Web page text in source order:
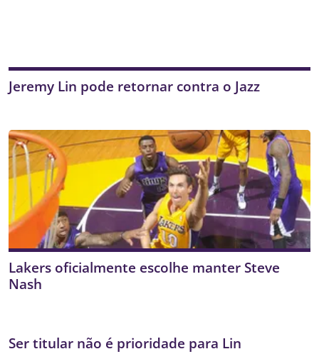
Jeremy Lin pode retornar contra o Jazz
Lakers oficialmente escolhe manter Steve
Nash
Ser titular não é prioridade para Lin